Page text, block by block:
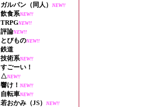
ガルパン（同人） NEW!!
飲食系NEW!!
TRPGNEW!!
評論NEW!!
とびものNEW!!
鉄道
技術系NEW!!
すごーい！
△NEW!!
響け！ NEW!!
自転車NEW!!
若おかみ（JS） NEW!!